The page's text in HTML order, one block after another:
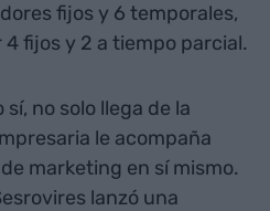
fijos y 6 temporales,
fijos y 2 a tiempo parcial.
no solo llega de la
le acompaña
marketing en sí mismo.
lanzó una